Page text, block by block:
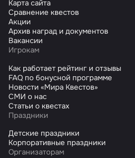
Карта сайта
Сравнение квестов
Акции
Архив наград и документов
Вакансии
Игрокам
Как работает рейтинг и отзывы
FAQ по бонусной программе
Новости «Мира Квестов»
СМИ о нас
Статьи о квестах
Праздники
Детские праздники
Корпоративные праздники
Организаторам